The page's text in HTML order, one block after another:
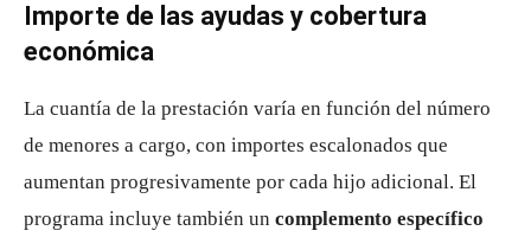
Importe de las ayudas y cobertura
económica
La cuantía de la prestación varía en función del número
de menores a cargo, con importes escalonados que
aumentan progresivamente por cada hijo adicional. El
programa incluye también un complemento específico